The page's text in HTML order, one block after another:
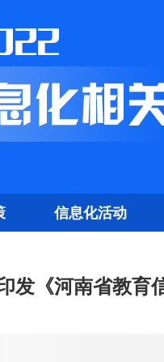
信息化活动
发《河南省教育